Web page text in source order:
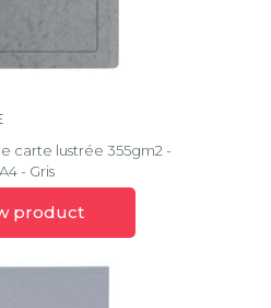
carte lustrée 355gm2 -
A4 - Gris
product